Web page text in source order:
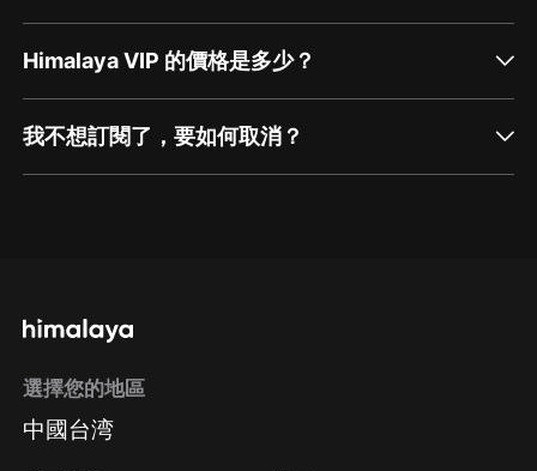
Himalaya VIP 的價格是多少？
我不想訂閱了，要如何取消？
方法 Google Play取消訂閱方法
選擇您的地區
中國台湾